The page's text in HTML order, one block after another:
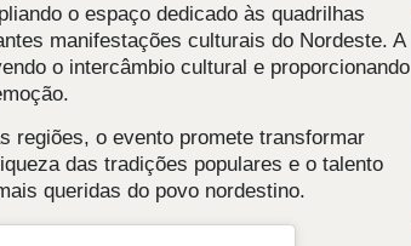
o espaço dedicado às quadrilhas
manifestações culturais do Nordeste. A
o intercâmbio cultural e proporcionando
regiões, o evento promete transformar
das tradições populares e o talento
queridas do povo nordestino.